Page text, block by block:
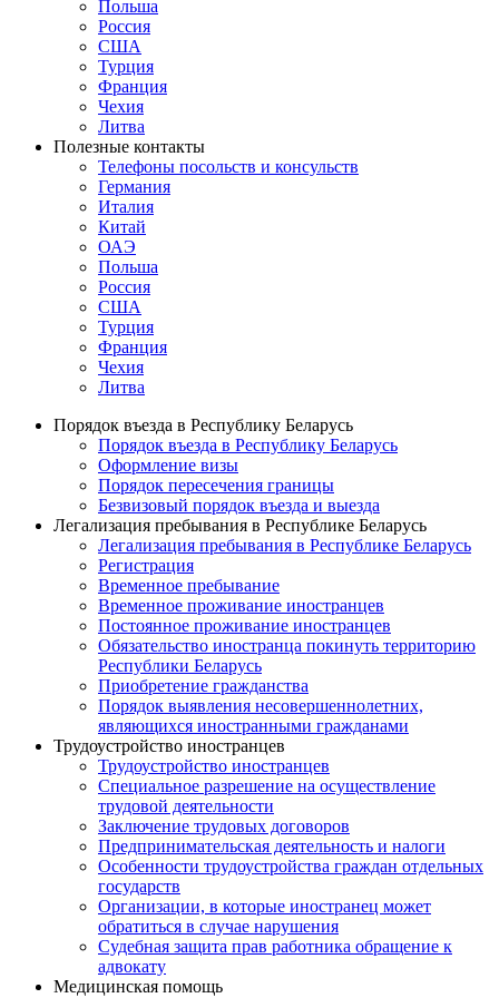
Польша
Россия
США
Турция
Франция
Чехия
Литва
Полезные контакты
Телефоны посольств и консульств
Германия
Италия
Китай
ОАЭ
Польша
Россия
США
Турция
Франция
Чехия
Литва
Порядок въезда в Республику Беларусь
Порядок въезда в Республику Беларусь
Оформление визы
Порядок пересечения границы
Безвизовый порядок въезда и выезда
Легализация пребывания в Республике Беларусь
Легализация пребывания в Республике Беларусь
Регистрация
Временное пребывание
Временное проживание иностранцев
Постоянное проживание иностранцев
Обязательство иностранца покинуть территорию
Республики Беларусь
Приобретение гражданства
Порядок выявления несовершеннолетних,
являющихся иностранными гражданами
Трудоустройство иностранцев
Трудоустройство иностранцев
Специальное разрешение на осуществление
трудовой деятельности
Заключение трудовых договоров
Предпринимательская деятельность и налоги
Особенности трудоустройства граждан отдельных
государств
Организации, в которые иностранец может
обратиться в случае нарушения
Судебная защита прав работника обращение к
адвокату
Медицинская помощь